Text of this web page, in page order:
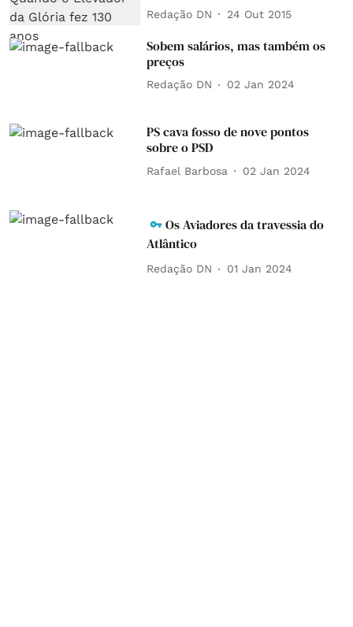
Redação DN 24 Out 2015
Sobem salários, mas também os
preços
Redação DN 02 Jan 2024
PS cava fosso de nove pontos
sobre o PSD
Rafael Barbosa 02 Jan 2024
Os Aviadores da travessia do
Atlântico
Redação DN 01 Jan 2024